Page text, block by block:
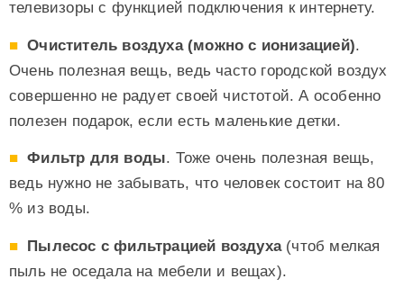
телевизоры с функцией подключения к интернету.
Очиститель воздуха (можно с ионизацией).
Очень полезная вещь, ведь часто городской воздух
совершенно не радует своей чистотой. А особенно
полезен подарок, если есть маленькие детки.
Фильтр для воды. Тоже очень полезная вещь,
ведь нужно не забывать, что человек состоит на 80
% из воды.
Пылесос с фильтрацией воздуха(чтоб мелкая
пыль не оседала на мебели и вещах).